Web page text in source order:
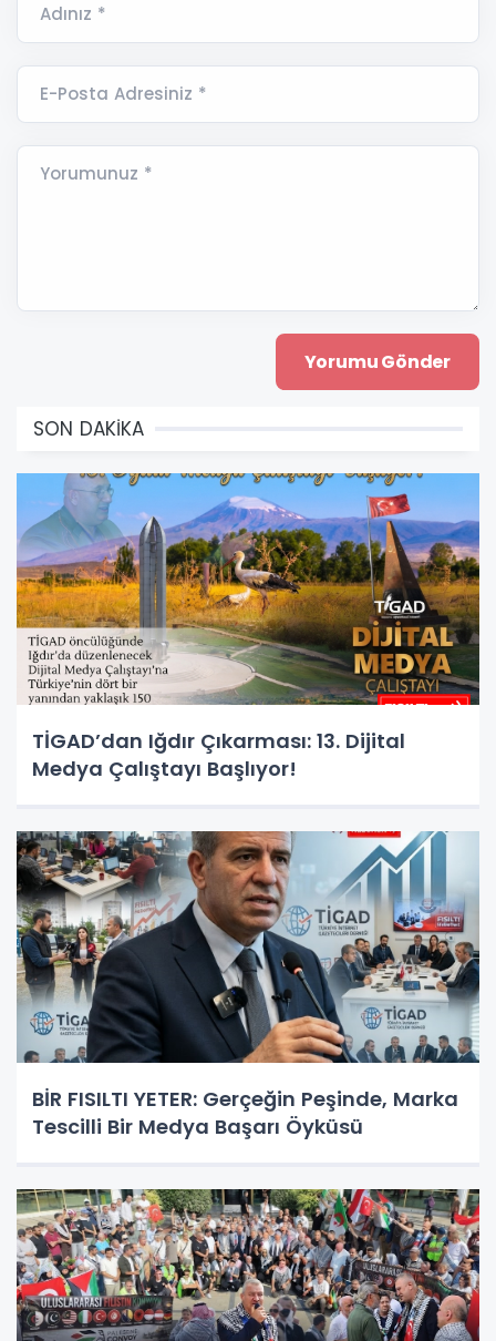
Adınız *
E-Posta Adresiniz *
Yorumunuz *
SON DAKİKA
TİGAD’dan Iğdır Çıkarması: 13. Dijital
Medya Çalıştayı Başlıyor!
BİR FISILTI YETER: Gerçeğin Peşinde, Marka
Tescilli Bir Medya Başarı Öyküsü